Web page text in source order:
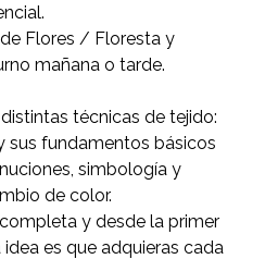
Flores / Floresta y
mañana o tarde.
técnicas de tejido:
sus fundamentos básicos
simbología y
de color.
y desde la primer
es que adquieras cada